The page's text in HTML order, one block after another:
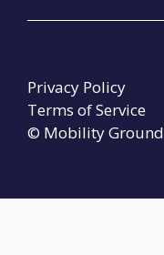
© Mobility Ground
Privacy Policy
Terms of Service